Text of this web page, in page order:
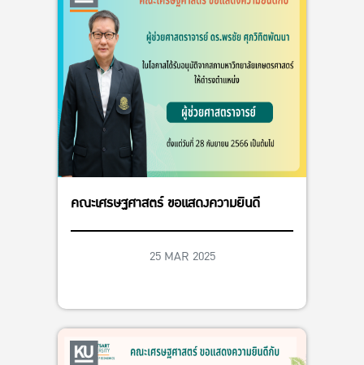
คณะเศรษฐศาสตร์ ขอแสดงความยินดี
25 MAR 2025